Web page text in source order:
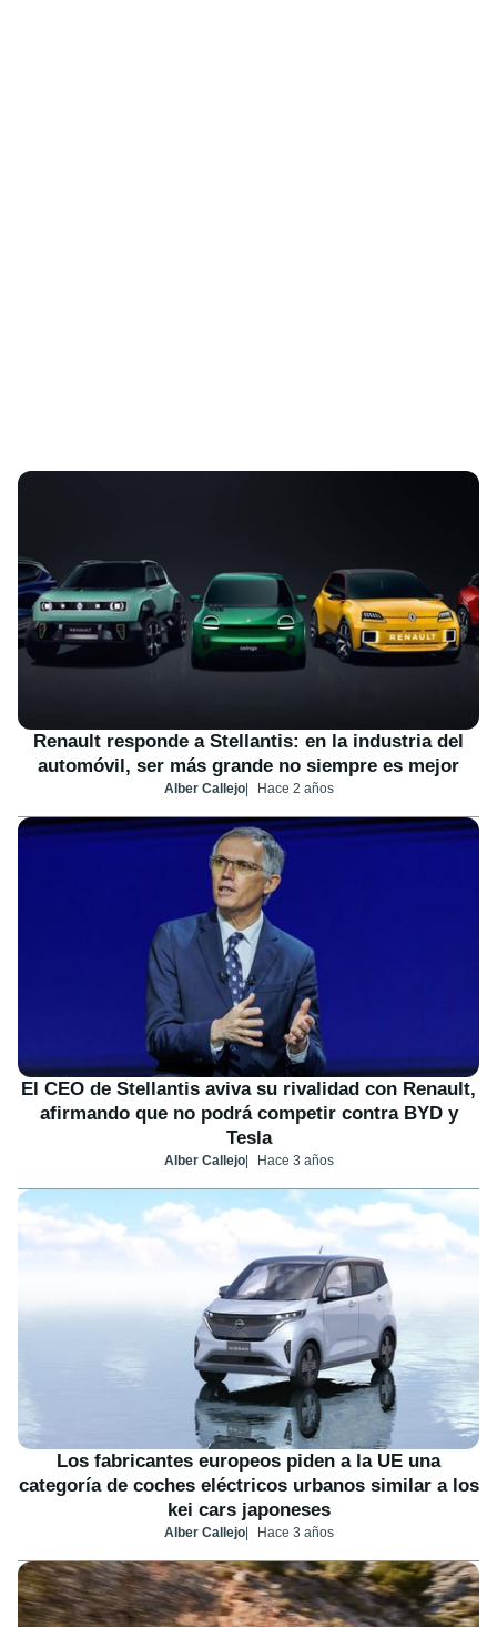
Renault responde a Stellantis: en la industria del
automóvil, ser más grande no siempre es mejor
Alber Callejo Hace 2 años
El CEO de Stellantis aviva su rivalidad con Renault,
afirmando que no podrá competir contra BYD y
Tesla
Alber Callejo Hace 3 años
Los fabricantes europeos piden a la UE una
categoría de coches eléctricos urbanos similar a los
kei cars japoneses
Alber Callejo Hace 3 años